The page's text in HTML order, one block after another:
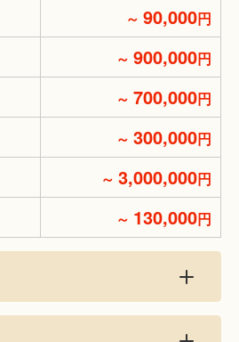
～ 90,000円
～ 900,000円
～ 700,000円
～ 300,000円
～ 3,000,000円
～ 130,000円